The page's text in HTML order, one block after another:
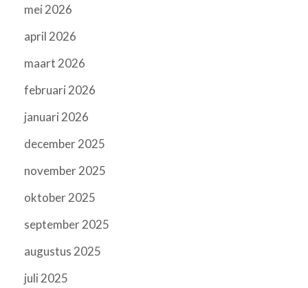
mei 2026
april 2026
maart 2026
februari 2026
januari 2026
december 2025
november 2025
oktober 2025
september 2025
augustus 2025
juli 2025